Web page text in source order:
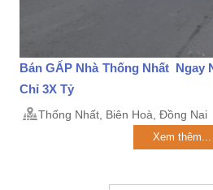
Bán GẤP Nhà Thống Nhất Ngay
Chỉ 3X Tỷ
Thống Nhất, Biên Hoà, Đồng Nai
Xem thêm...